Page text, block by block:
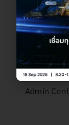
รองรับอุป
แท็บเล็ต
เชื่อมต่อร
สะดวก ปล
Chalk for
Admin